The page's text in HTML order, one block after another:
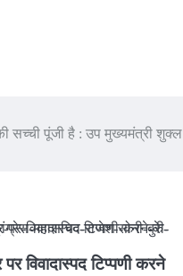
की सच्ची पूंजी है : उप मुख्यमंत्री शुक्ल
विवादास्पद टिप्पणी करने